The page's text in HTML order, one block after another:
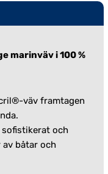
marinväv i 100 %
väv framtagen
sofistikerat och
båtar och